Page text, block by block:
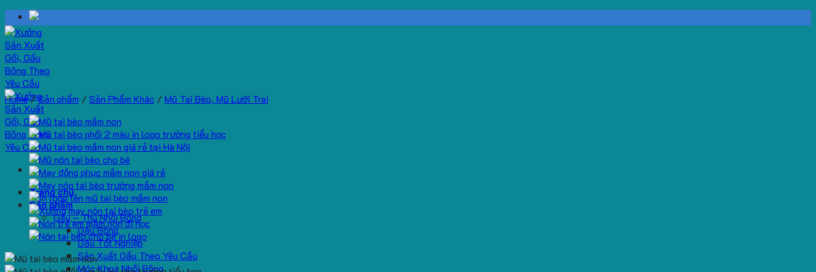
Skip
to
content
Trang chủ
Sản phẩm
Gấu – Thú Nhồi Bông
Gấu Bông
Gấu Tốt Nghiệp
Sản Xuất Gấu Theo Yêu Cầu
Móc Khoá Nhồi Bông
Home/Sản phẩm / Sản Phẩm Khác / Mũ Tai Bèo, Mũ Lưỡi Trai